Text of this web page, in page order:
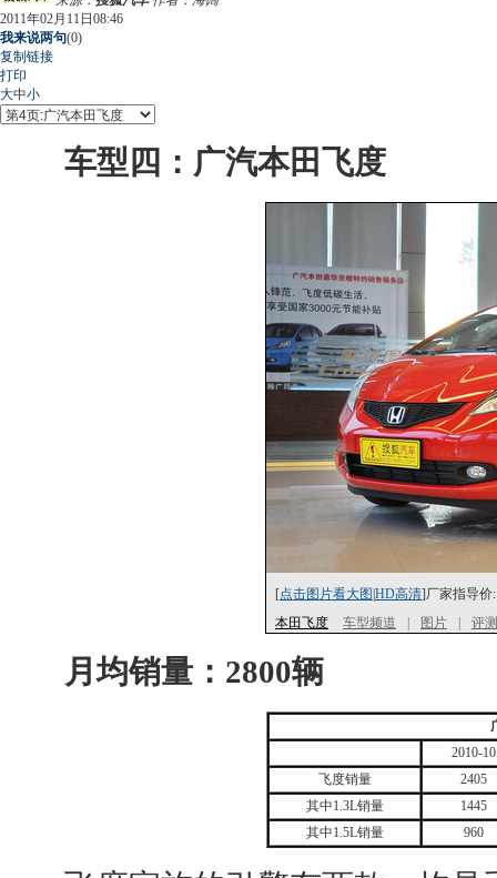
2011年02月11日08:46
我来说两句(0)
复制链接
打印
大中小
车型四： 广汽本田飞度
[点击图片看大图 HD高清]厂家指导价:
本田飞度
车型频道 图片 评测
月均销量：2800辆
2010-10
飞度销量
2405
其中1.3L销量
1445
其中1.5L销量
960